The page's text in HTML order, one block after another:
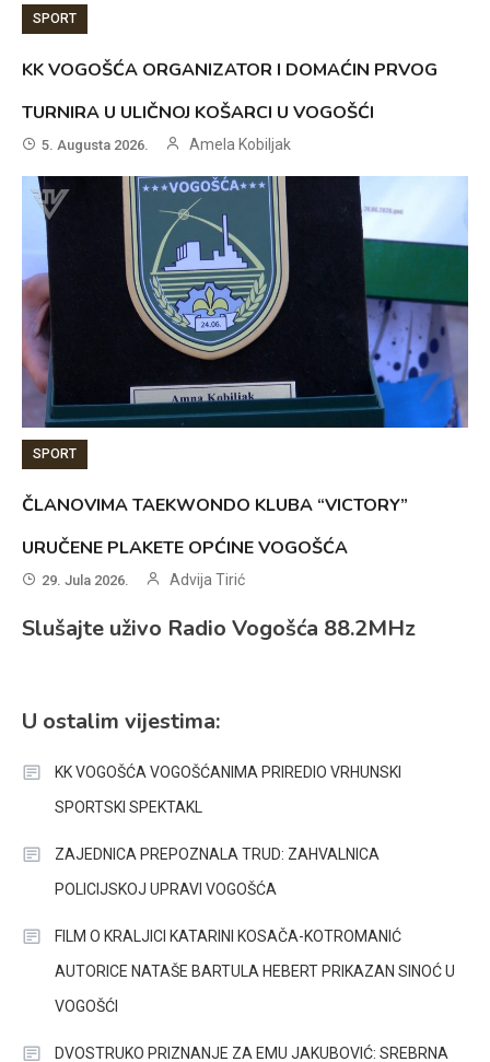
SPORT
KK VOGOŠĆA ORGANIZATOR I DOMAĆIN PRVOG
TURNIRA U ULIČNOJ KOŠARCI U VOGOŠĆI
5. Augusta 2026. Amela Kobiljak
SPORT
ČLANOVIMA TAEKWONDO KLUBA “VICTORY”
URUČENE PLAKETE OPĆINE VOGOŠĆA
29. Jula 2026. Advija Tirić
Slušajte uživo Radio Vogošća 88.2MHz
U ostalim vijestima:
KK VOGOŠĆA VOGOŠĆANIMA PRIREDIO VRHUNSKI
SPORTSKI SPEKTAKL
ZAJEDNICA PREPOZNALA TRUD: ZAHVALNICA
POLICIJSKOJ UPRAVI VOGOŠĆA
FILM O KRALJICI KATARINI KOSAČA-KOTROMANIĆ
AUTORICE NATAŠE BARTULA HEBERT PRIKAZAN SINOĆ U
VOGOŠĆI
DVOSTRUKO PRIZNANJE ZA EMU JAKUBOVIĆ: SREBRNA